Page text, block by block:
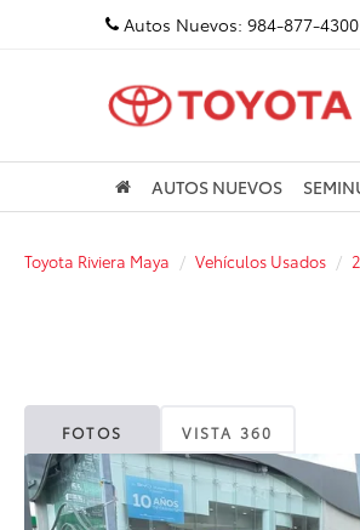
Autos Nuevos: 984-877-4300
AUTOS NUEVOS
Toyota Riviera Maya Vehículos Usados
FOTOS VISTA 360